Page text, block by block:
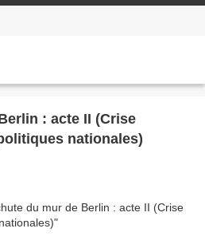
: acte II (Crise
nationales)